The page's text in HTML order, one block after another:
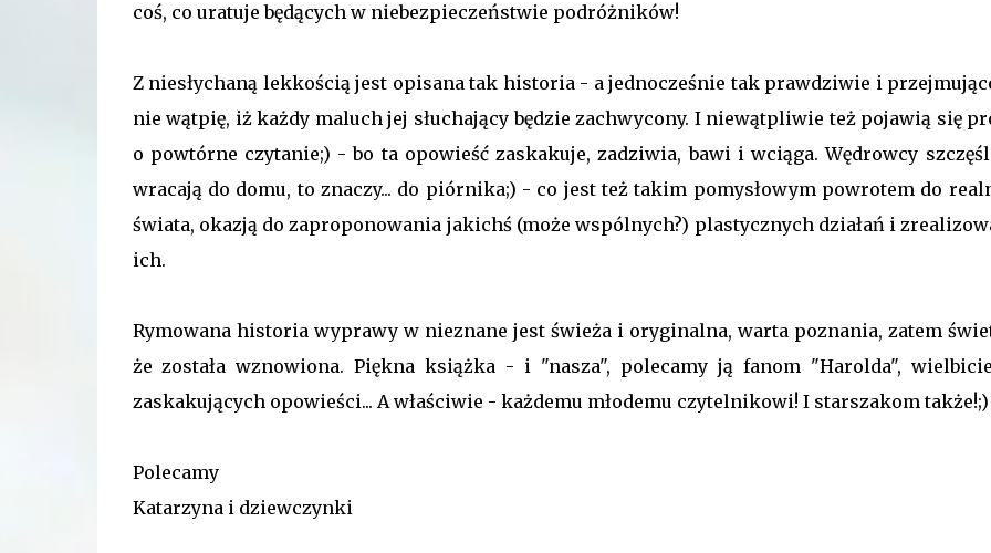
coś, co uratuje będących w niebezpieczeństwie podróżników!
Z niesłychaną lekkością jest opisana tak historia - a jednocześnie tak prawdziwie i
nie wątpię, iż każdy maluch jej słuchający będzie zachwycony. I niewątpliwie też pojawią się
o powtórne czytanie;) - bo ta opowieść zaskakuje, zadziwia, bawi i wciąga. Wędrowcy
wracają do domu, to znaczy... do piórnika;) - co jest też takim pomysłowym powrotem do
świata, okazją do zaproponowania jakichś (może wspólnych?) plastycznych działań i
ich.
Rymowana historia wyprawy w nieznane jest świeża i oryginalna, warta poznania, zatem
że została wznowiona. Piękna książka - i "nasza", polecamy ją fanom "Harolda",
zaskakujących opowieści... A właściwie - każdemu młodemu czytelnikowi! I starszakom także!;)
Polecamy
Katarzyna i dziewczynki